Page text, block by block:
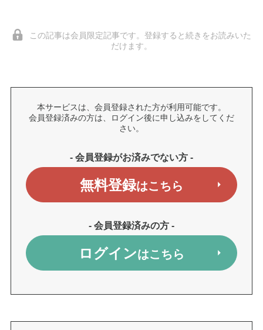
この記事は会員限定記事です。登録すると続きをお読みいた
だけます。
本サービスは、会員登録された方が利用可能です。
会員登録済みの方は、ログイン後に申し込みをしてくだ
さい。
- 会員登録がお済みでない方 -
無料登録はこちら
- 会員登録済みの方 -
ログインはこちら